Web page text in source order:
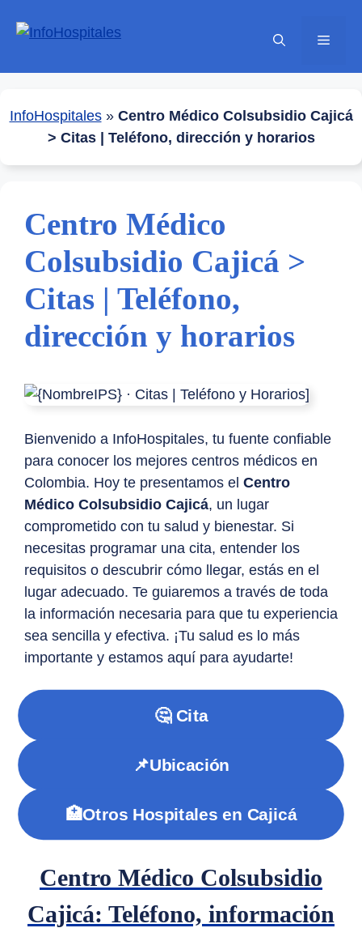
Menú
InfoHospitales» Centro Médico Colsubsidio Cajicá
> Citas | Teléfono, dirección y horarios
Centro Médico
Colsubsidio Cajicá >
Citas | Teléfono,
dirección y horarios
Bienvenido a InfoHospitales, tu fuente confiable
para conocer los mejores centros médicos en
Colombia. Hoy te presentamos el Centro
Médico Colsubsidio Cajicá, un lugar
comprometido con tu salud y bienestar. Si
necesitas programar una cita, entender los
requisitos o descubrir cómo llegar, estás en el
lugar adecuado. Te guiaremos a través de toda
la información necesaria para que tu experiencia
sea sencilla y efectiva. ¡Tu salud es lo más
importante y estamos aquí para ayudarte!
🤔 Cita
📌Ubicación
🏥Otros Hospitales en Cajicá
Centro Médico Colsubsidio
Cajicá: Teléfono, información